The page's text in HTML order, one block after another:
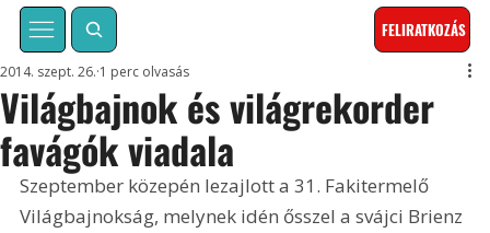
FELIRATKOZÁS
Világbajnok és világrekorder
favágók viadala
2014. szept. 26. 1 perc olvasás
Szeptember közepén lezajlott a 31. Fakitermelő
Világbajnokság, melynek idén ősszel a svájci Brienz